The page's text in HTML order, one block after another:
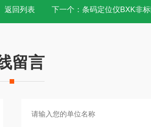
返回列表 下一个： 条码定位仪BXK非
留言